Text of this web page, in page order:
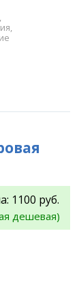
1100 руб.
дешевая)